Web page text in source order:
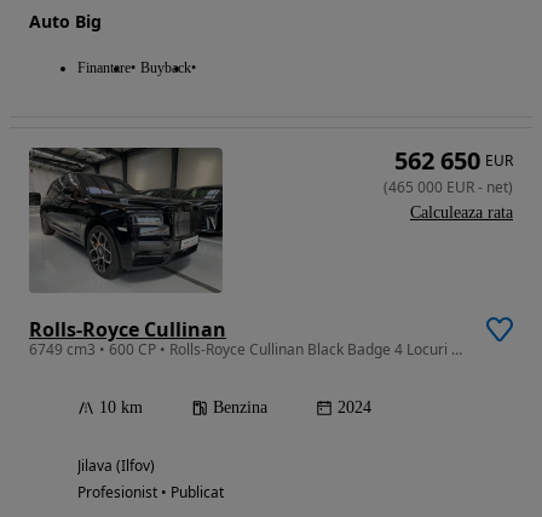
Auto Big
Finantare Buyback
Rolls-Royce Cullinan
6749 cm3 • 600 CP • Rolls-Royce Cullinan Black Badge 4 Locuri MY24
10 km Benzina 2024
Jilava (Ilfov)
Profesionist • Publicat
562 650 EUR
(465 000 EUR- net)
Calculeaza rata